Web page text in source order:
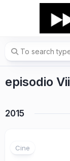
episodio Vii
2015
Cine